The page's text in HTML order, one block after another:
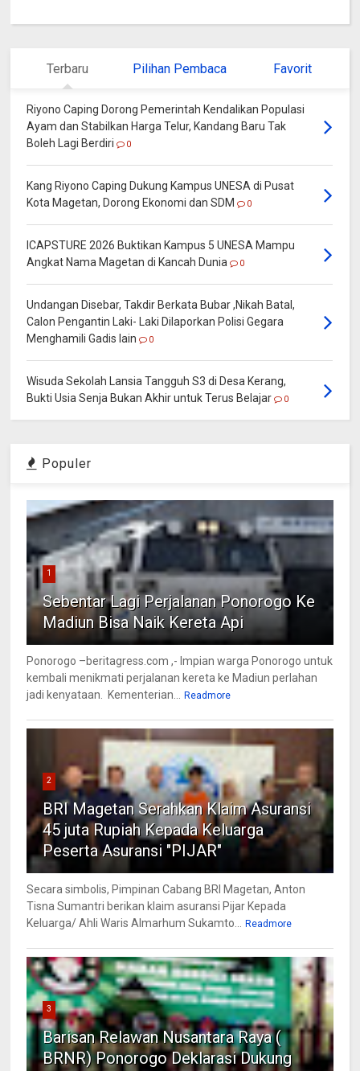
Terbaru Pilihan Pembaca Favorit
Riyono Caping Dorong Pemerintah Kendalikan Populasi
Ayam dan Stabilkan Harga Telur, Kandang Baru Tak
Boleh Lagi Berdiri
0
Kang Riyono Caping Dukung Kampus UNESA di Pusat
Kota Magetan, Dorong Ekonomi dan SDM
0
ICAPSTURE 2026 Buktikan Kampus 5 UNESA Mampu
Angkat Nama Magetan di Kancah Dunia
0
Undangan Disebar, Takdir Berkata Bubar ,Nikah Batal,
Calon Pengantin Laki- Laki Dilaporkan Polisi Gegara
Menghamili Gadis lain
0
Wisuda Sekolah Lansia Tangguh S3 di Desa Kerang,
Bukti Usia Senja Bukan Akhir untuk Terus Belajar
0
Populer
1
Sebentar Lagi Perjalanan Ponorogo Ke
Madiun Bisa Naik Kereta Api
Ponorogo –beritagress.com ,- Impian warga Ponorogo untuk
kembali menikmati perjalanan kereta ke Madiun perlahan
jadi kenyataan. Kementerian...
Readmore
2
BRI Magetan Serahkan Klaim Asuransi
45 juta Rupiah Kepada Keluarga
Peserta Asuransi "PIJAR"
Secara simbolis, Pimpinan Cabang BRI Magetan, Anton
Tisna Sumantri berikan klaim asuransi Pijar Kepada
Keluarga/ Ahli Waris Almarhum Sukamto...
Readmore
3
Barisan Relawan Nusantara Raya (
BRNR) Ponorogo Deklarasi Dukung